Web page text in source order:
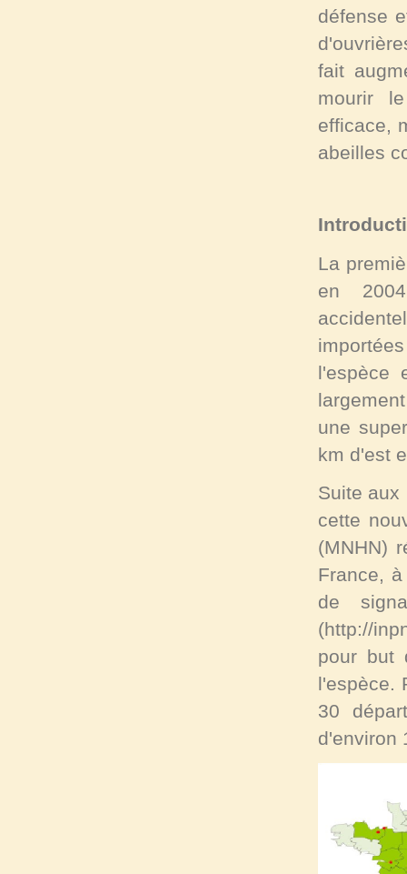
défense
fait
mourir
efficace,
abeilles
La
en
l'espèce
une
km d'est
Suite aux
cette
(MNHN)
France,
de
(http://
pour but
l'espèce.
30
d'environ